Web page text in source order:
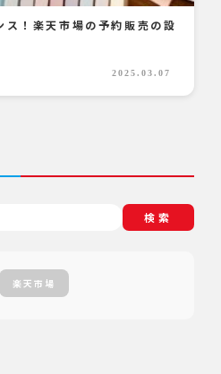
ス！楽天市場の予約販売の設
2025.03.07
検索
楽天市場